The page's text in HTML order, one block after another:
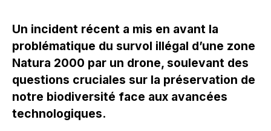
Un incident récent a mis en avant la
problématique du survol illégal d’une zone
Natura 2000 par un drone, soulevant des
questions cruciales sur la préservation de
notre biodiversité face aux avancées
technologiques.